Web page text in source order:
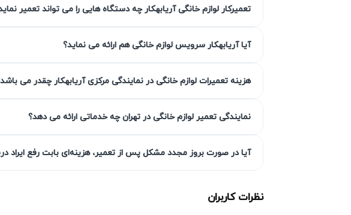
گارانتی کتبی خدمات
تمام خدمات
تعمیرکار لوازم خانگی آریابهکار چه دستگاه هایی را می تواند تعمیر
آیا آریابهکار سرویس لوازم خانگی هم ارائه می نماید؟
هزینه تعمیرات لوازم خانگی در نمایندگی مرکزی آریابهکار چقدر می
نمایندگی تعمیر لوازم خانگی در تهران چه خدماتی ارائه می دهد؟
آیا در صورت بروز مجدد مشکل پس از تعمیر، هزینه‌ای بابت رفع ایراد
نظرات کاربران